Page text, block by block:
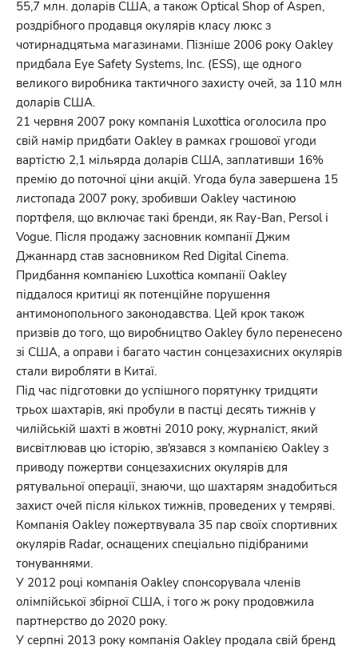
55,7 млн. доларів США, а також Optical Shop of Aspen,
роздрібного продавця окулярів класу люкс з
чотирнадцятьма магазинами. Пізніше 2006 року Oakley
придбала Eye Safety Systems, Inc. (ESS), ще одного
великого виробника тактичного захисту очей, за 110 млн
доларів США.
21 червня 2007 року компанія Luxottica оголосила про
свій намір придбати Oakley в рамках грошової угоди
вартістю 2,1 мільярда доларів США, заплативши 16%
премію до поточної ціни акцій. Угода була завершена 15
листопада 2007 року, зробивши Oakley частиною
портфеля, що включає такі бренди, як Ray-Ban, Persol і
Vogue. Після продажу засновник компанії Джим
Джаннард став засновником Red Digital Cinema.
Придбання компанією Luxottica компанії Oakley
піддалося критиці як потенційне порушення
антимонопольного законодавства. Цей крок також
призвів до того, що виробництво Oakley було перенесено
зі США, а оправи і багато частин сонцезахисних окулярів
стали виробляти в Китаї.
Під час підготовки до успішного порятунку тридцяти
трьох шахтарів, які пробули в пастці десять тижнів у
чилійській шахті в жовтні 2010 року, журналіст, який
висвітлював цю історію, зв'язався з компанією Oakley з
приводу пожертви сонцезахисних окулярів для
рятувальної операції, знаючи, що шахтарям знадобиться
захист очей після кількох тижнів, проведених у темряві.
Компанія Oakley пожертвувала 35 пар своїх спортивних
окулярів Radar, оснащених спеціально підібраними
тонуваннями.
У 2012 році компанія Oakley спонсорувала членів
олімпійської збірної США, і того ж року продовжила
партнерство до 2020 року.
У серпні 2013 року компанія Oakley продала свій бренд